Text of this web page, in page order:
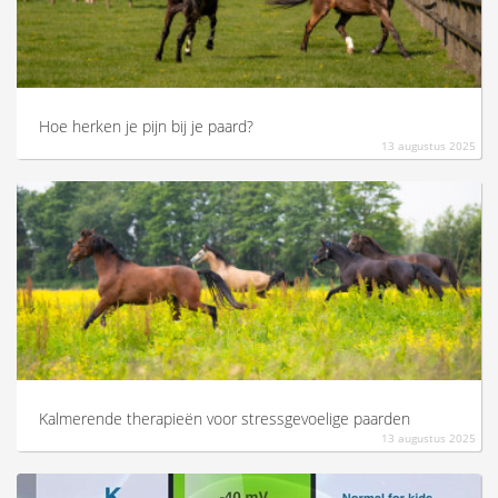
Hoe herken je pijn bij je paard?
13 augustus 2025
Kalmerende therapieën voor stressgevoelige paarden
13 augustus 2025